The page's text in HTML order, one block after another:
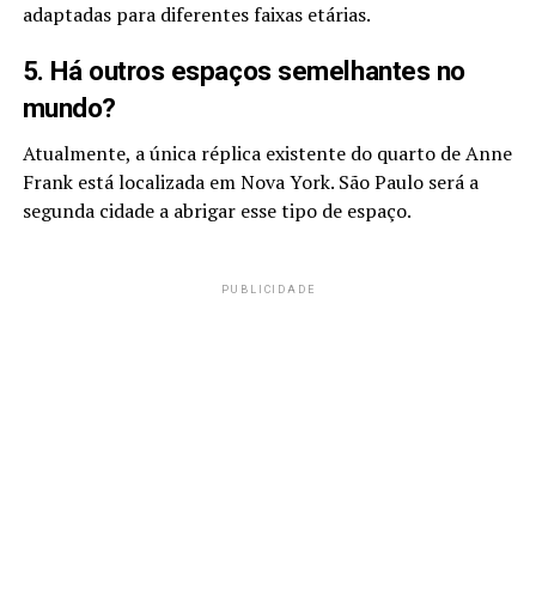
adaptadas para diferentes faixas etárias.
5. Há outros espaços semelhantes no
mundo?
Atualmente, a única réplica existente do quarto de Anne
Frank está localizada em Nova York. São Paulo será a
segunda cidade a abrigar esse tipo de espaço.
PUBLICIDADE